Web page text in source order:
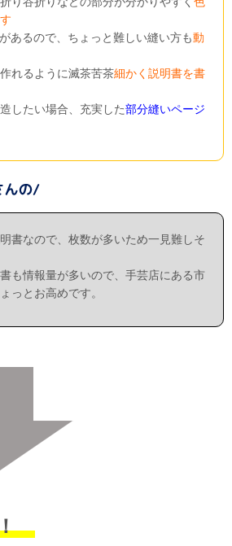
あるので、ちょっと難しい縫い方も動
れるように滅茶苦茶細かく説明書を書
したい場合、充実した部分縫いページ
書なので、枚数が多いため一見難しそ
も情報量が多いので、手芸店にある市
っとお高めです。
！